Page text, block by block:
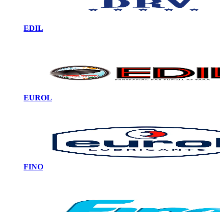
EDIL
EUROL
FINO